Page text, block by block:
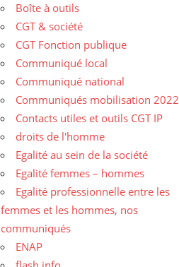
Boîte à outils
CGT & société
CGT Fonction publique
Communiqué local
Communiqué national
Communiqués mobilisation 2022
Contacts utiles et outils CGT IP
droits de l'homme
Egalité au sein de la société
Egalité femmes – hommes
Egalité professionnelle entre les
femmes et les hommes, nos
communiqués
ENAP